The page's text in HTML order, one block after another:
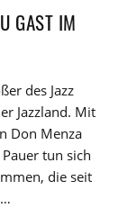
GAST IM
des Jazz
Jazzland. Mit
Don Menza
tun sich
die seit